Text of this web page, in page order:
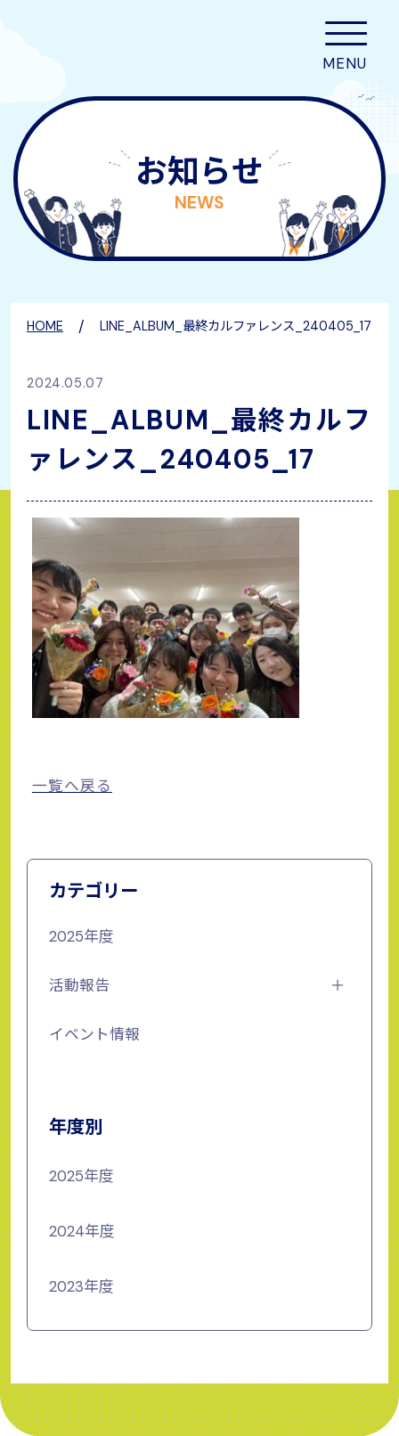
お知らせ
NEWS
HOME / LINE_ALBUM_最終カルファレンス_240405_17
2024.05.07
LINE_ALBUM_最終カルフ
ァレンス_240405_17
一覧へ戻る
カテゴリー
2025年度
活動報告
イベント情報
年度別
2025年度
2024年度
2023年度